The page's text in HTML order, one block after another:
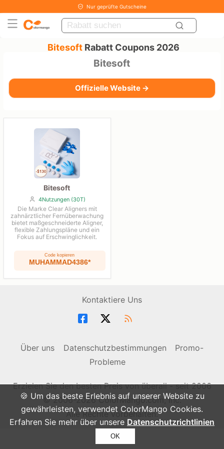
🍪 Um das beste Erlebnis auf unserer Website zu
gewährleisten, verwendet ColorMango Cookies.
Erfahren Sie mehr über unsere Datenschutzrichtlinien
OK
Nur geprüfte Gutscheine
Bitesoft Rabatt Coupons 2026
Bitesoft
Offizielle Website →
Bitesoft
4Nutzungen (30T)
Die Marke Clear Aligners mit
zahnärztlicher Fernüberwachung
bietet maßgeschneiderte Aligner,
flexible Zahlungspläne und ein
Fokus auf Erschwinglichkeit.
Code kopieren
MUHAMMAD4386*
Kontaktiere Uns
Über uns Datenschutzbestimmungen
Promo-
Probleme
Erzielen Sie den besten Preis von überall - seit 2006
© 2006-2026 ColorMango.com, Inc.
Alle Rechte vorbehalten.